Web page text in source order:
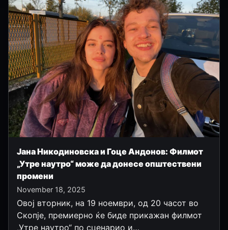
Јана Никодиновска и Гоце Андонов: Филмот
„Утре наутро“ може да донесе општествени
промени
November 18, 2025
Овој вторник, на 19 ноември, од 20 часот во
Скопје, премиерно ќе биде прикажан филмот
„Утре наутро“ по сценарио и…